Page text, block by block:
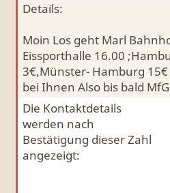
Details:
Moin Los geht Marl
Eissporthalle 16.00
3€,Münster- Hamburg
bei Ihnen Also bis bald
Die Kontaktdetails
werden nach
Bestätigung dieser Zahl
angezeigt: